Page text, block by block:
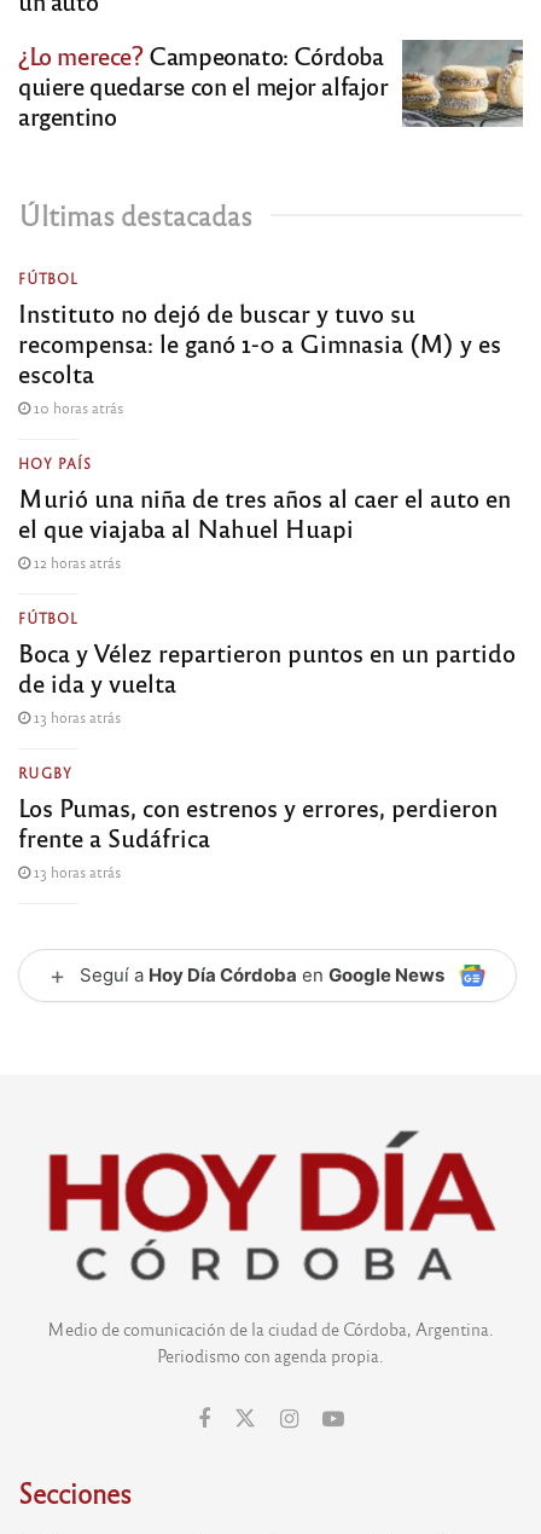
¿Lo merece?Campeonato: Córdoba
quiere quedarse con el mejor alfajor
argentino
Últimas destacadas
FÚTBOL
Instituto no dejó de buscar y tuvo su
recompensa: le ganó 1-0 a Gimnasia (M) y es
escolta
10 horas atrás
HOY PAÍS
Murió una niña de tres años al caer el auto en
el que viajaba al Nahuel Huapi
12 horas atrás
FÚTBOL
Boca y Vélez repartieron puntos en un partido
de ida y vuelta
13 horas atrás
RUGBY
Los Pumas, con estrenos y errores, perdieron
frente a Sudáfrica
13 horas atrás
+ Seguí a Hoy Día Córdoba en Google News
Medio de comunicación de la ciudad de Córdoba, Argentina.
Periodismo con agenda propia.
Secciones